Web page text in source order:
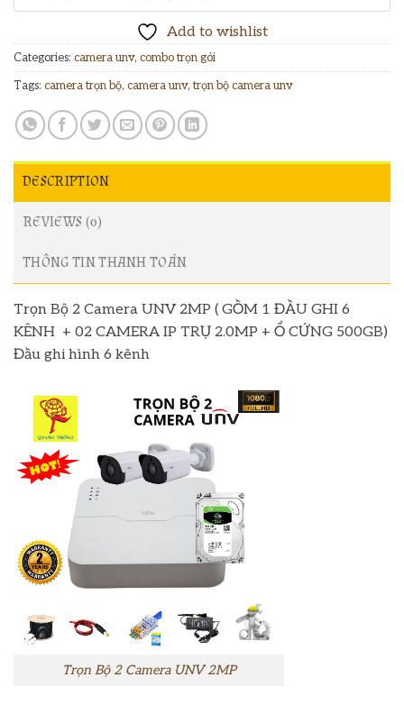
Add to wishlist
Categories: camera unv, combo trọn gói
Tags: camera trọn bộ, camera unv,trọn bộ camera unv
DESCRIPTION
REVIEWS (0)
THÔNG TIN THANH TOÁN
Trọn Bộ 2 Camera UNV 2MP ( GỒM 1 ĐẦU GHI 6
KÊNH + 02 CAMERA IP TRỤ 2.0MP + Ổ CỨNG 500GB)
Đầu ghi hình 6 kênh
Trọn Bộ 2 Camera UNV 2MP